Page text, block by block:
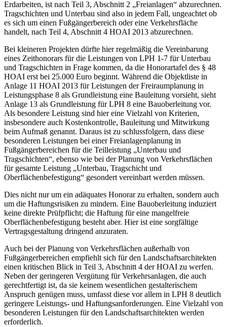
Erdarbeiten, ist nach Teil 3, Abschnitt 2 „Freianlagen“ abzurechnen.
Tragschichten und Unterbau sind also in jedem Fall, ungeachtet ob
es sich um einen Fußgängerbereich oder eine Verkehrsfläche
handelt, nach Teil 4, Abschnitt 4 HOAI 2013 abzurechnen.
Bei kleineren Projekten dürfte hier regelmäßig die Vereinbarung
eines Zeithonorars für die Leistungen von LPH 1-7 für Unterbau
und Tragschichten in Frage kommen, da die Honorartafel des § 48
HOAI erst bei 25.000 Euro beginnt. Während die Objektliste in
Anlage 11 HOAI 2013 für Leistungen der Freiraumplanung in
Leistungsphase 8 als Grundleistung eine Bauleitung vorsieht, sieht
Anlage 13 als Grundleistung für LPH 8 eine Bauoberleitung vor.
Als besondere Leistung sind hier eine Vielzahl von Kriterien,
insbesondere auch Kostenkontrolle, Bauleitung und Mitwirkung
beim Aufmaß genannt. Daraus ist zu schlussfolgern, dass diese
besonderen Leistungen bei einer Freianlagenplanung in
Fußgängerbereichen für die Teilleistung „Unterbau und
Tragschichten“, ebenso wie bei der Planung von Verkehrsflächen
für gesamte Leistung „Unterbau, Tragschicht und
Oberflächenbefestigung“ gesondert vereinbart werden müssen.
Dies nicht nur um ein adäquates Honorar zu erhalten, sondern auch
um die Haftungsrisiken zu mindern. Eine Bauoberleitung induziert
keine direkte Prüfpflicht; die Haftung für eine mangelfreie
Oberflächenbefestigung besteht aber. Hier ist eine sorgfältige
Vertragsgestaltung dringend anzuraten.
Auch bei der Planung von Verkehrsflächen außerhalb von
Fußgängerbereichen empfiehlt sich für den Landschaftsarchitekten
einen kritischen Blick in Teil 3, Abschnitt 4 der HOAI zu werfen.
Neben der geringeren Vergütung für Verkehrsanlagen, die auch
gerechtfertigt ist, da sie keinem wesentlichen gestalterischem
Anspruch genügen muss, umfasst diese vor allem in LPH 8 deutlich
geringere Leistungs- und Haftungsanforderungen. Eine Vielzahl von
besonderen Leistungen für den Landschaftsarchitekten werden
erforderlich.